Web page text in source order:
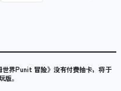
界Punit 冒险》没有付费抽卡，将于
。